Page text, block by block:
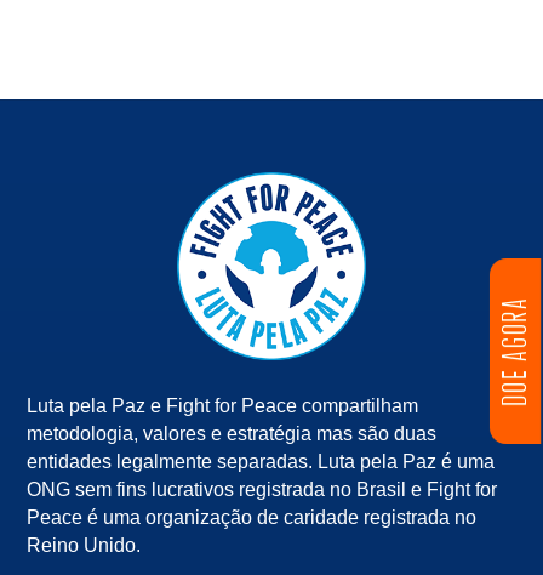
DOE AGORA
Luta pela Paz e Fight for Peace compartilham
metodologia, valores e estratégia mas são duas
entidades legalmente separadas. Luta pela Paz é uma
ONG sem fins lucrativos registrada no Brasil e Fight for
Peace é uma organização de caridade registrada no
Reino Unido.